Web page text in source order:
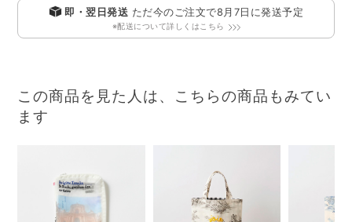
即・翌日発送 ただ今のご注文で8月7日 に発送予定
※配送について詳しくはこちら
この商品を見た人は、こちらの商品もみてい
ます